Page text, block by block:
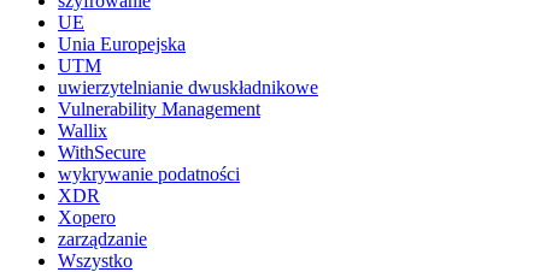
UE
Unia Europejska
UTM
uwierzytelnianie dwuskładnikowe
Vulnerability Management
Wallix
WithSecure
wykrywanie podatności
XDR
Xopero
zarządzanie
Wszystko